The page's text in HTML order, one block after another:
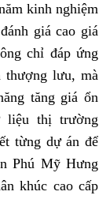
kinh nghiệm
giá cao giá
chỉ đáp ứng
thượng lưu, mà
tăng giá ổn
liệu thị trường
từng dự án để
Phú Mỹ Hưng
khúc cao cấp